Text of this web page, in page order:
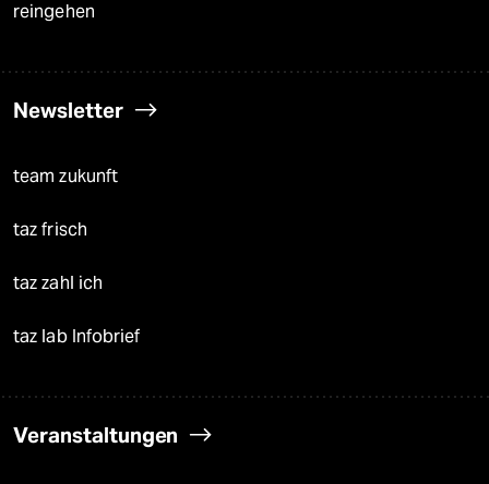
reingehen
Newsletter
team zukunft
taz frisch
taz zahl ich
taz lab Infobrief
Veranstaltungen